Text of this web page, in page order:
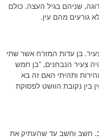
שניהם בגיל העצה. כולם
גורעים מהם עין.
בן עדות המזרח אשר שתי
צעיר הנבחנים, "בן חמש
ותהיתי האם זה בא
בין נקובת הוושט לפסוקת
חשב וחשב עד שהעתיק את